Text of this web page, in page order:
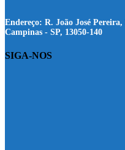
Endereço: R. João José
Campinas - SP, 13050-140
SIGA-NOS